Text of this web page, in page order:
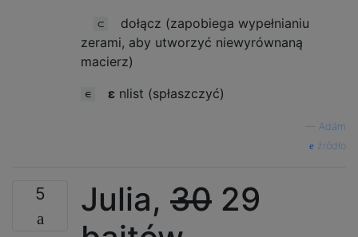
⊂
dołącz (zapobiega wypełnianiu
zerami, aby utworzyć niewyrównaną
macierz)
∊ ε nlist (spłaszczyć)
Adám
źródło
5 Julia, 30 29